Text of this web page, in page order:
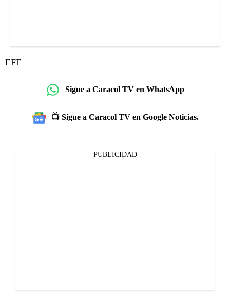
EFE
Sigue a Caracol TV en WhatsApp
📺 Sigue a Caracol TV en Google Noticias.
PUBLICIDAD